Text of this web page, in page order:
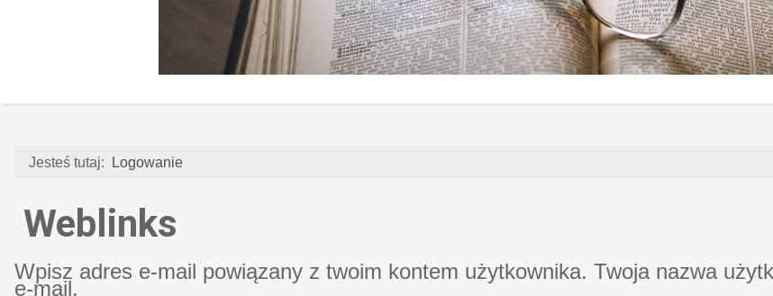
Jesteś tutaj: Logowanie
Weblinks
Wpisz adres e-mail powiązany z twoim kontem użytkownika. Twoja nazwa
e-mail.